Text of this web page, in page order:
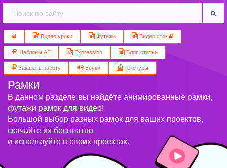
Видео уроки Футажи Видео сток
Шаблоны AE Expression Блог, статьи
Заказать работу Звуки Текстуры
Рамки
В данном разделе вы найдёте анимированные рамки,
футажи рамок для видео!
Большой выбор разных рамок для ваших проектов,
скачайте их бесплатно
и используйте в своих проектах.